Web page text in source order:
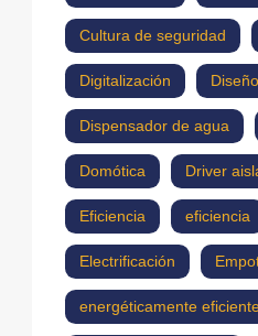
Cultura de seguridad
Digitalización
Dispensador de agua
Domótica Driver
Eficiencia eficiencia
Electrificación
energéticamente